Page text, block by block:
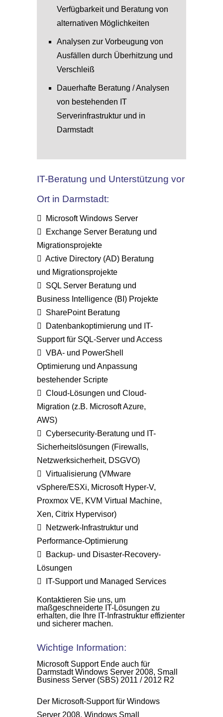
Verfügbarkeit und Beratung von
alternativen Möglichkeiten
Analysen zur Vorbeugung von
Ausfällen durch Überhitzung und
Verschleiß
Dauerhafte Beratung / Analysen
von bestehenden IT
Serverinfrastruktur und in
Darmstadt
IT-Beratung und Unterstützung vor
Ort in Darmstadt:
Microsoft Windows Server
Exchange Server Beratung und
Migrationsprojekte
Active Directory (AD) Beratung
und Migrationsprojekte
SQL Server Beratung und
Business Intelligence (BI) Projekte
SharePoint Beratung
Datenbankoptimierung und IT-
Support für SQL-Server und Access
VBA- und PowerShell
Optimierung und Anpassung
bestehender Scripte
Cloud-Lösungen und Cloud-
Migration (z.B. Microsoft Azure,
AWS)
Cybersecurity-Beratung und IT-
Sicherheitslösungen (Firewalls,
Netzwerksicherheit, DSGVO)
Virtualisierung (VMware
vSphere/ESXi, Microsoft Hyper-V,
Proxmox VE, KVM Virtual Machine,
Xen, Citrix Hypervisor)
Netzwerk-Infrastruktur und
Performance-Optimierung
Backup- und Disaster-Recovery-
Lösungen
IT-Support und Managed Services
Kontaktieren Sie uns, um
maßgeschneiderte IT-Lösungen zu
erhalten, die Ihre IT-Infrastruktur effizienter
und sicherer machen.
Wichtige Information:
Microsoft Support Ende auch für
Darmstadt Windows Server 2008, Small
Business Server (SBS) 2011 / 2012 R2
Der Microsoft-Support für Windows
Server 2008, Windows Small